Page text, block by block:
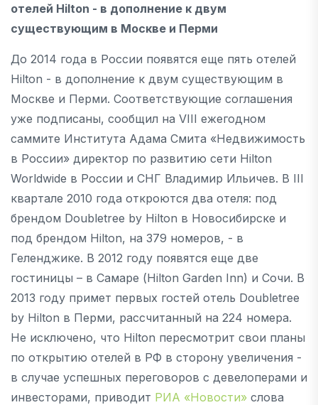
отелей Hilton - в дополнение к двум
существующим в Москве и Перми
До 2014 года в России появятся еще пять отелей
Hilton - в дополнение к двум существующим в
Москве и Перми. Соответствующие соглашения
уже подписаны, сообщил на VIII ежегодном
саммите Института Адама Смита «Недвижимость
в России» директор по развитию сети Hilton
Worldwide в России и СНГ Владимир Ильичев. В III
квартале 2010 года откроются два отеля: под
брендом Doubletree by Hilton в Новосибирске и
под брендом Hilton, на 379 номеров, - в
Геленджике. В 2012 году появятся еще две
гостиницы – в Самаре (Hilton Garden Inn) и Сочи. В
2013 году примет первых гостей отель Doubletree
by Hilton в Перми, рассчитанный на 224 номера.
Не исключено, что Hilton пересмотрит свои планы
по открытию отелей в РФ в сторону увеличения -
в случае успешных переговоров с девелоперами и
инвесторами, приводит РИА «Новости» слова